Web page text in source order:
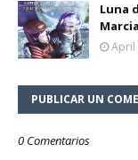
Luna
April
PUBLICAR UN
0 Comentarios